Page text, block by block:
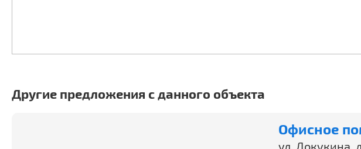
Другие предложения с данного объекта
Офисное
ул. Докукина,